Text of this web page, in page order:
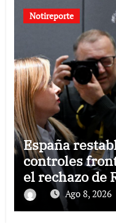
Notireporte
España
controles
el rechazo de
restricciones
Ago 8, 2026